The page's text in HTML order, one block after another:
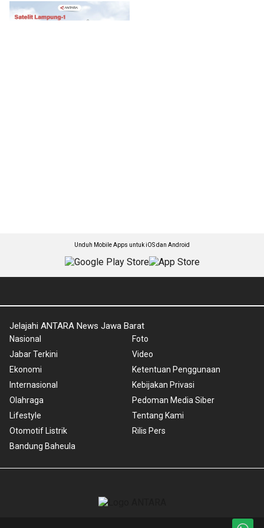
Unduh Mobile Apps untuk iOS dan Android
Jelajahi ANTARA News Jawa Barat
Nasional
Jabar Terkini
Ekonomi
Internasional
Olahraga
Lifestyle
Otomotif Listrik
Bandung Baheula
Foto
Video
Ketentuan Penggunaan
Kebijakan Privasi
Pedoman Media Siber
Tentang Kami
Rilis Pers